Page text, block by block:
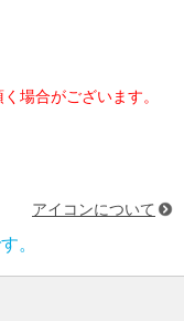
場合がございます。
アイコンについて
。